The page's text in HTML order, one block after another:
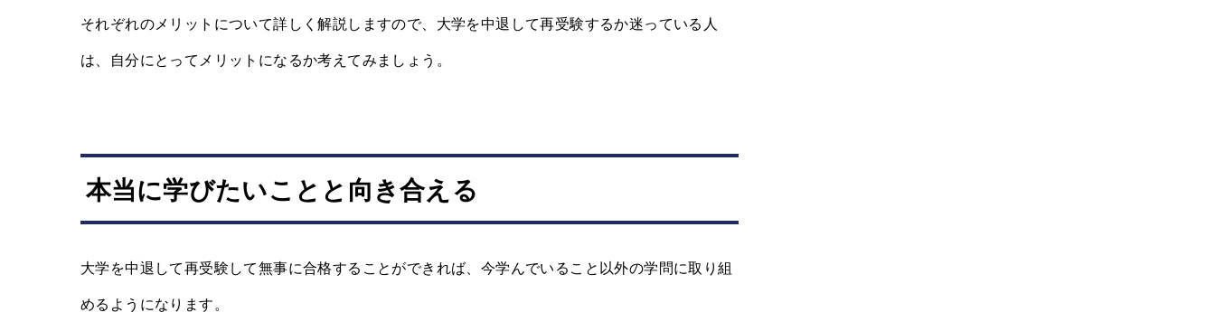
それぞれのメリットについて詳しく解説しますので、大学を中退して再受験するか迷っている人
は、自分にとってメリットになるか考えてみましょう。
本当に学びたいことと向き合える
大学を中退して再受験して無事に合格することができれば、今学んでいること以外の学問に取り組
めるようになります。